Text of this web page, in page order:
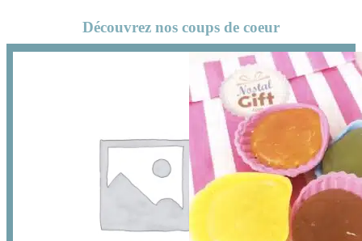
Découvrez nos coups de coeur